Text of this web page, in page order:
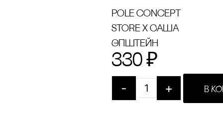
pole concept
store x Саша
Эпштейн
330 ₽
- + В